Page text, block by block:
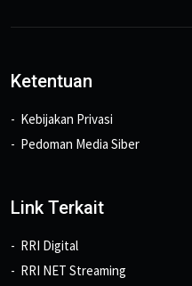
Ketentuan
Kebijakan Privasi
Pedoman Media Siber
Link Terkait
RRI Digital
RRI NET Streaming